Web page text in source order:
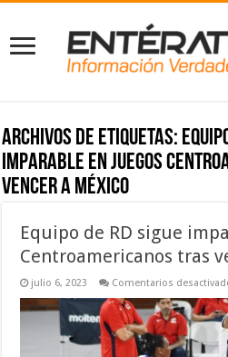
Archivos de etiquetas:
imparable en Juegos
vencer a México
Equipo de RD sigue
Centroamericanos tras
julio 6, 2023 Comentarios